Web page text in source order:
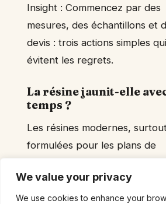
We value your privacy
We use cookies to enhance your
Insight : Commencez par des
mesures, des échantillons et
devis : trois actions simples qui
évitent les regrets.
La résine jaunit-elle
temps ?
Les résines modernes, surtout
formulées pour les plans de
jaunissement. Avec une
limitée aux UV et un entretien